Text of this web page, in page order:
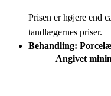
Prisen er højere end
tandlægernes priser.
Behandling:
Angivet